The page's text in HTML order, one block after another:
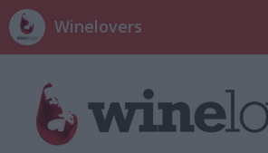
Winelovers